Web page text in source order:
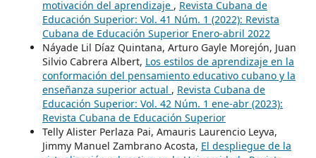
motivación del aprendizaje , Revista Cubana de
Educación Superior: Vol. 41 Núm. 1 (2022): Revista
Cubana de Educación Superior Enero-abril 2022
Náyade Lil Díaz Quintana, Arturo Gayle Morejón, Juan
Silvio Cabrera Albert, Los estilos de aprendizaje en la
conformación del pensamiento educativo cubano y la
enseñanza superior actual , Revista Cubana de
Educación Superior: Vol. 42 Núm. 1 ene-abr (2023):
Revista Cubana de Educación Superior
Telly Alister Perlaza Pai, Amauris Laurencio Leyva,
Jimmy Manuel Zambrano Acosta, El despliegue de la